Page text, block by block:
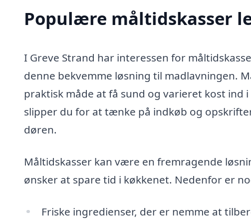
Populære måltidskasser
I Greve Strand har interessen for
denne bekvemme løsning til madlavningen.
praktisk måde at få sund og varieret kost ind
slipper du for at tænke på indkøb og
døren.
Måltidskasser kan være en fremragende
ønsker at spare tid i køkkenet. Nedenfor er
Friske ingredienser, der er nemme at